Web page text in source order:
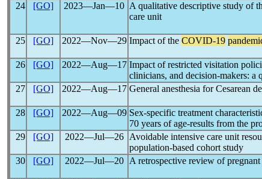
24
[GO] 2023―Jan―10 A qualitative descriptive study of
care unit
25
[GO] 2022―Nov―29 Impact of the COVID-19
26
[GO] 2022―Aug―17 Impact of restricted visitation
clinicians, and decision-makers: a
27
[GO] 2022―Aug―17 General anesthesia for Cesarean
28
[GO] 2022―Aug―09 Sex-specific treatment
70 years of age-results from the
29
[GO] 2022―Jul―26 Avoidable intensive care unit
population-based cohort study
30
[GO] 2022―Jul―20 A retrospective review of